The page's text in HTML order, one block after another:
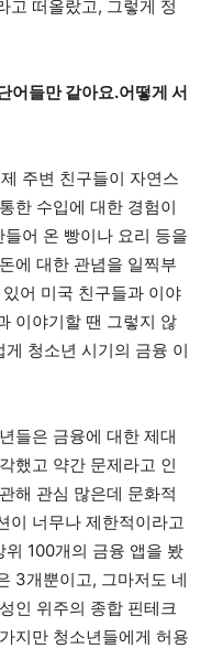
고 떠올랐고, 그렇게 정
어들만 같아요.어떻게 서
주변 친구들이 자연스
한 수입에 대한 경험이
어 온 빵이나 요리 등을
에 대한 관념을 일찍부
어 미국 친구들과 이야
이야기할 땐 그렇지 않
청소년 시기의 금융 이
들은 금융에 대한 제대
했고 약간 문제라고 인
해 관심 많은데 문화적
이 너무나 제한적이라고
100개의 금융 앱을 봤
3개뿐이고, 그마저도 네
인 위주의 종합 핀테크
지만 청소년들에게 허용